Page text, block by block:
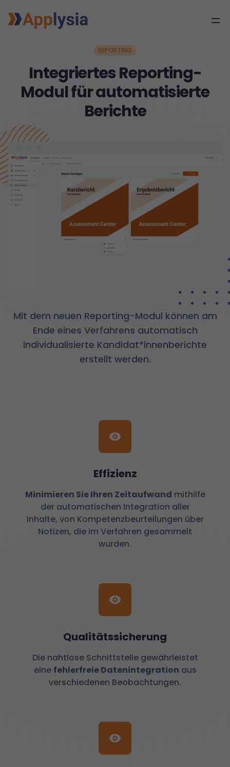
REPORTING
Integriertes Reporting-
Modul für automatisierte
Berichte
Mit dem neuen Reporting-Modul können am
Ende eines Verfahrens automatisch
individualisierte Kandidat*innenberichte
erstellt werden.
Effizienz
Minimieren Sie Ihren Zeitaufwand mithilfe
der automatischen Integration aller
Inhalte, von Kompetenzbeurteilungen über
Notizen, die im Verfahren gesammelt
wurden.
Qualitätssicherung
Die nahtlose Schnittstelle gewährleistet
eine fehlerfreie Datenintegration aus
verschiedenen Beobachtungen.